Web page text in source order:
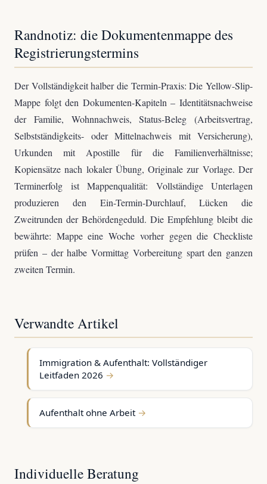
Randnotiz: die Dokumentenmappe des
Registrierungstermins
Der Vollständigkeit halber die Termin-Praxis: Die Yellow-Slip-
Mappe folgt den Dokumenten-Kapiteln – Identitätsnachweise
der Familie, Wohnnachweis, Status-Beleg (Arbeitsvertrag,
Selbstständigkeits- oder Mittelnachweis mit Versicherung),
Urkunden mit Apostille für die Familienverhältnisse;
Kopiensätze nach lokaler Übung, Originale zur Vorlage. Der
Terminerfolg ist Mappenqualität: Vollständige Unterlagen
produzieren den Ein-Termin-Durchlauf, Lücken die
Zweitrunden der Behördengeduld. Die Empfehlung bleibt die
bewährte: Mappe eine Woche vorher gegen die Checkliste
prüfen – der halbe Vormittag Vorbereitung spart den ganzen
zweiten Termin.
Verwandte Artikel
Immigration & Aufenthalt: Vollständiger
Leitfaden 2026
Aufenthalt ohne Arbeit
Individuelle Beratung